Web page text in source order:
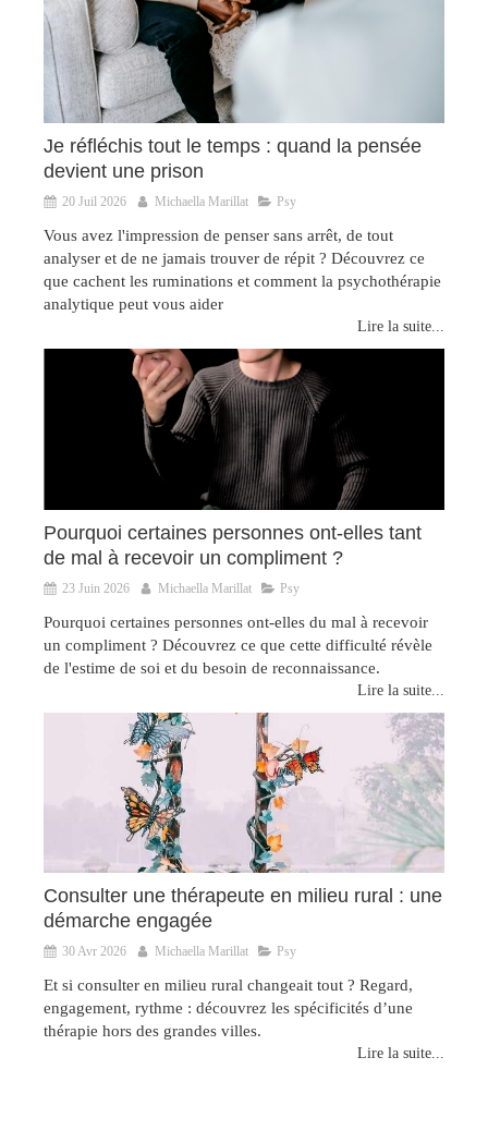
Je réfléchis tout le temps : quand la pensée
devient une prison
20 Juil 2026 Michaella Marillat Psy
Vous avez l'impression de penser sans arrêt, de tout
analyser et de ne jamais trouver de répit ? Découvrez ce
que cachent les ruminations et comment la psychothérapie
analytique peut vous aider
Lire la suite...
Pourquoi certaines personnes ont-elles tant
de mal à recevoir un compliment ?
23 Juin 2026 Michaella Marillat Psy
Pourquoi certaines personnes ont-elles du mal à recevoir
un compliment ? Découvrez ce que cette difficulté révèle
de l'estime de soi et du besoin de reconnaissance.
Lire la suite...
Consulter une thérapeute en milieu rural : une
démarche engagée
30 Avr 2026 Michaella Marillat Psy
Et si consulter en milieu rural changeait tout ? Regard,
engagement, rythme : découvrez les spécificités d’une
thérapie hors des grandes villes.
Lire la suite...